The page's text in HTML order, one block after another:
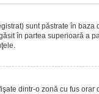
sunt păstrate în baza
în partea superioară a
dintr-o zonă cu fus orar